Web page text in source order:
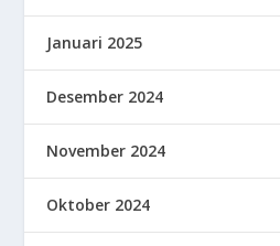
Januari 2025
Desember 2024
November 2024
Oktober 2024